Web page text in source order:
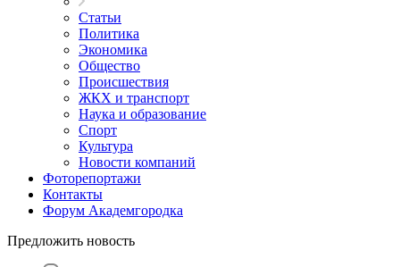
Статьи
Политика
Экономика
Общество
Происшествия
ЖКХ и транспорт
Наука и образование
Спорт
Культура
Новости компаний
Фоторепортажи
Контакты
Форум Академгородка
Предложить новость